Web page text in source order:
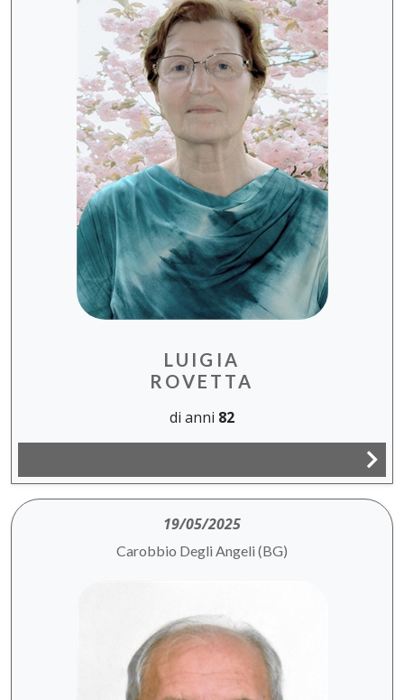
LUIGIA
ROVETTA
di anni 82
19/05/2025
Carobbio Degli Angeli (BG)